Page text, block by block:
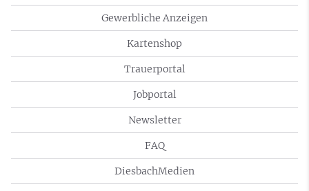
Gewerbliche Anzeigen
Kartenshop
Trauerportal
Jobportal
Newsletter
FAQ
DiesbachMedien